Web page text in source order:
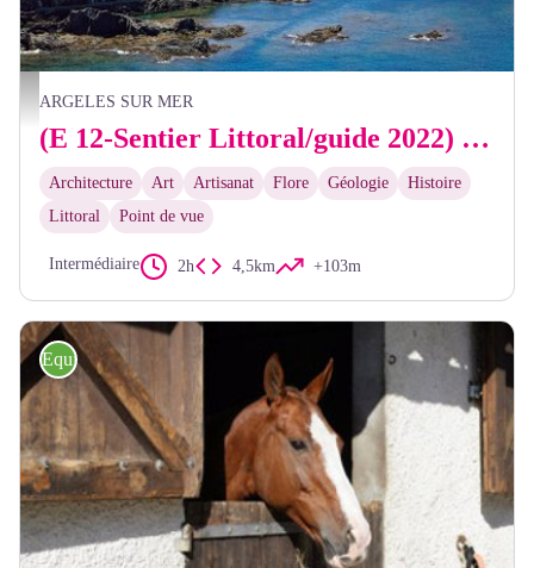
Frédéric Hédelin
ARGELES SUR MER
(E 12-Sentier Littoral/guide 2022) Le Racou - Office de Tourisme de Collioure
Architecture Art Artisanat Flore Géologie
Histoire
Littoral
Point de vue
Intermédiaire 2h 4,5km +103m
Equitation